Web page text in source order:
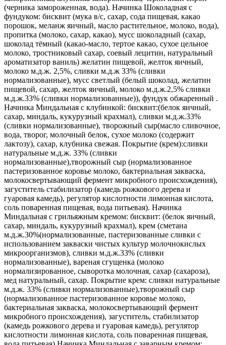
(черника замороженная, вода). Начинка Шоколадная с
фундуком: бисквит (мука в/с, сахар, сода пищевая, какао
порошок, меланж яичный, масло растительное, молоко, вода),
пропитка (молоко, сахар, какао), мусс шоколадный (сахар,
шоколад тёмный (какао-масло, тертое какао, сухое цельное
молоко, тростниковый сахар, соевый лецитин, натуральный
ароматизатор ваниль) желатин пищевой, желток яичный,
молоко м.д.ж. 2,5%, сливки м.д.ж 33% (сливки
нормализованные), мусс светлый (белый шоколад, желатин
пищевой, сахар, желток яичный, молоко м.д.ж.2,5% сливки
м.д.ж.33% (сливки нормализованные)), фундук обжаренный .
Начинка Миндальная с клубникой: бисквит:(белок яичный,
сахар, миндаль, кукурузный крахмал), сливки м.д.ж.33%
(сливки нормализованные), творожный сыр(масло сливочное,
вода, творог, молочный белок, сухое молоко (содержит
лактозу), сахар, клубника свежая. Покрытие (крем):сливки
натуральные м.д.ж. 33% (сливки
нормализованные),творожный сыр (нормализованное
пастеризованное коровье молоко, бактериальная закваска,
молокосвертывающий фермент микробного происхождения),
загуститель стабилизатор (камедь рожкового дерева и
гуаровая камедь), регулятор кислотности лимонная кислота,
соль поваренная пищевая, вода питьевая). Начинка
Миндальная с грильяжным кремом: бисквит: (белок яичный,
сахар, миндаль, кукурузный крахмал), крем (сметана
м.д.ж.30%(нормализованные, пастеризованные сливки с
использованием закваски чистых культур молочнокислых
микроорганизмов), сливки м.д.ж.33% (сливки
нормализованные), вареная сгущенка (молоко
нормализированное, сыворотка молочная, сахар (сахароза),
мед натуральный, сахар. Покрытие крем: сливки натуральные
м.д.ж. 33% (сливки нормализованные),творожный сыр
(нормализованное пастеризованное коровье молоко,
бактериальная закваска, молокосвертывающий фермент
микробного происхождения), загуститель, стабилизатор
(камедь рожкового дерева и гуаровая камедь), регулятор
кислотности лимонная кислота, соль поваренная пищевая,